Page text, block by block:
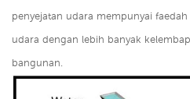
penyejatan udara mempunyai
udara dengan lebih banyak
bangunan.